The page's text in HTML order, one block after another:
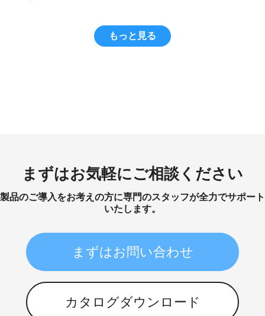
もっと見る
まずはお気軽にご相談ください
製品のご導入をお考えの方に専門のスタッフが全力でサポート
いたします。
まずはお問い合わせ
カタログダウンロード